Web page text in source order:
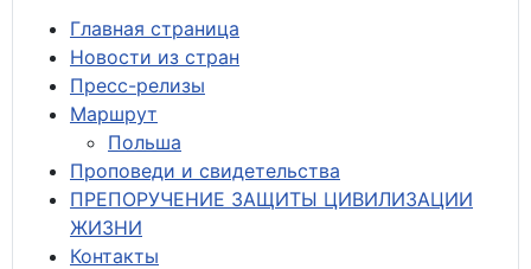
Главная страница
Новости из стран
Пресс-релизы
Маршрут
Польша
Проповеди и свидетельства
ПРЕПОРУЧЕНИЕ ЗАЩИТЫ ЦИВИЛИЗАЦИИ
ЖИЗНИ
Контакты